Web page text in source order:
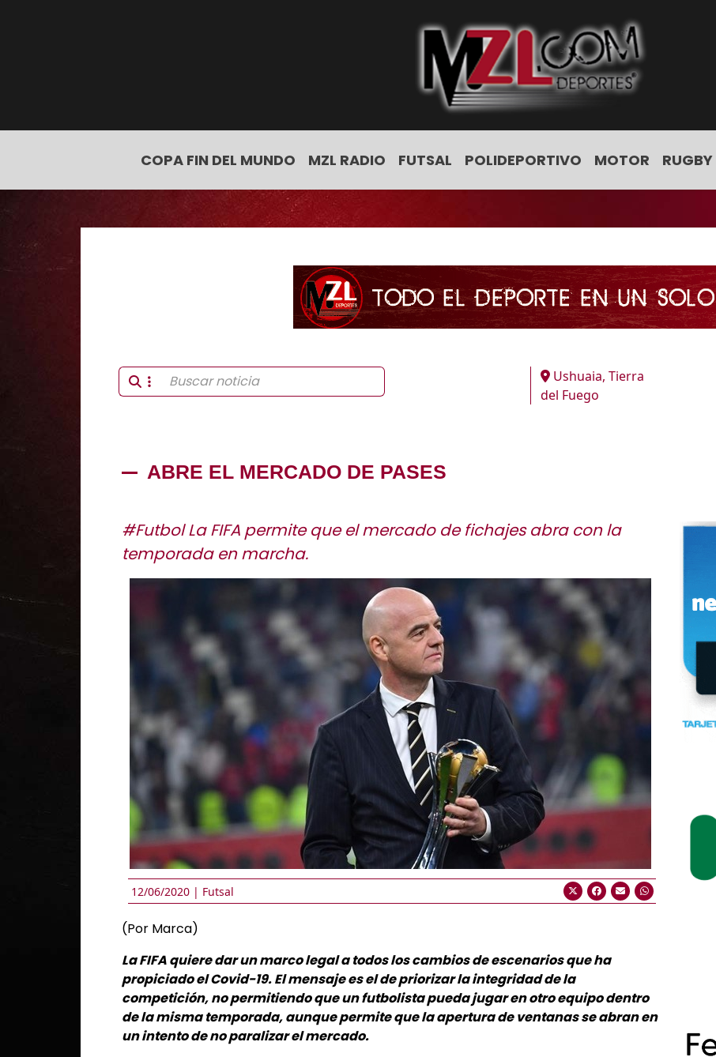
COPA FIN DEL MUNDO MZL RADIO FUTSAL POLIDEPORTIVO MOTOR RUGBY
Ushuaia, Tierra
del Fuego
ABRE EL MERCADO DE PASES
#Futbol La FIFA permite que el mercado de fichajes abra con la
temporada en marcha.
12/06/2020 | Futsal
(Por Marca)
La FIFA quiere dar un marco legal a todos los cambios de escenarios que ha
propiciado el Covid-19. El mensaje es el de priorizar la integridad de la
competición, no permitiendo que un futbolista pueda jugar en otro equipo dentro
de la misma temporada, aunque permite que la apertura de ventanas se abran en
un intento de no paralizar el mercado.